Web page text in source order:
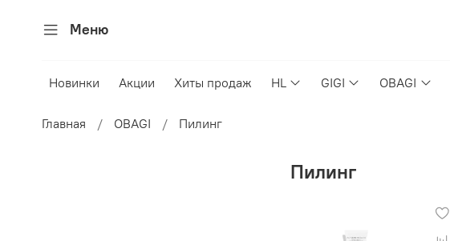
Меню
Новинки Акции Хиты продаж HL GIGI OBAGI
Главная OBAGI Пилинг
Пилинг